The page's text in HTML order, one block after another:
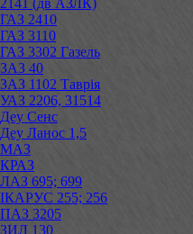
2141 (дв АЗЛК)
ГАЗ 2410
ГАЗ 3110
ГАЗ 3302 Газель
ЗАЗ 40
ЗАЗ 1102 Таврія
УАЗ 2206, 31514
Деу Сенс
Деу Ланос 1,5
МАЗ
КРАЗ
ЛАЗ 695; 699
ІКАРУС 255; 256
ПАЗ 3205
ЗИЛ 130